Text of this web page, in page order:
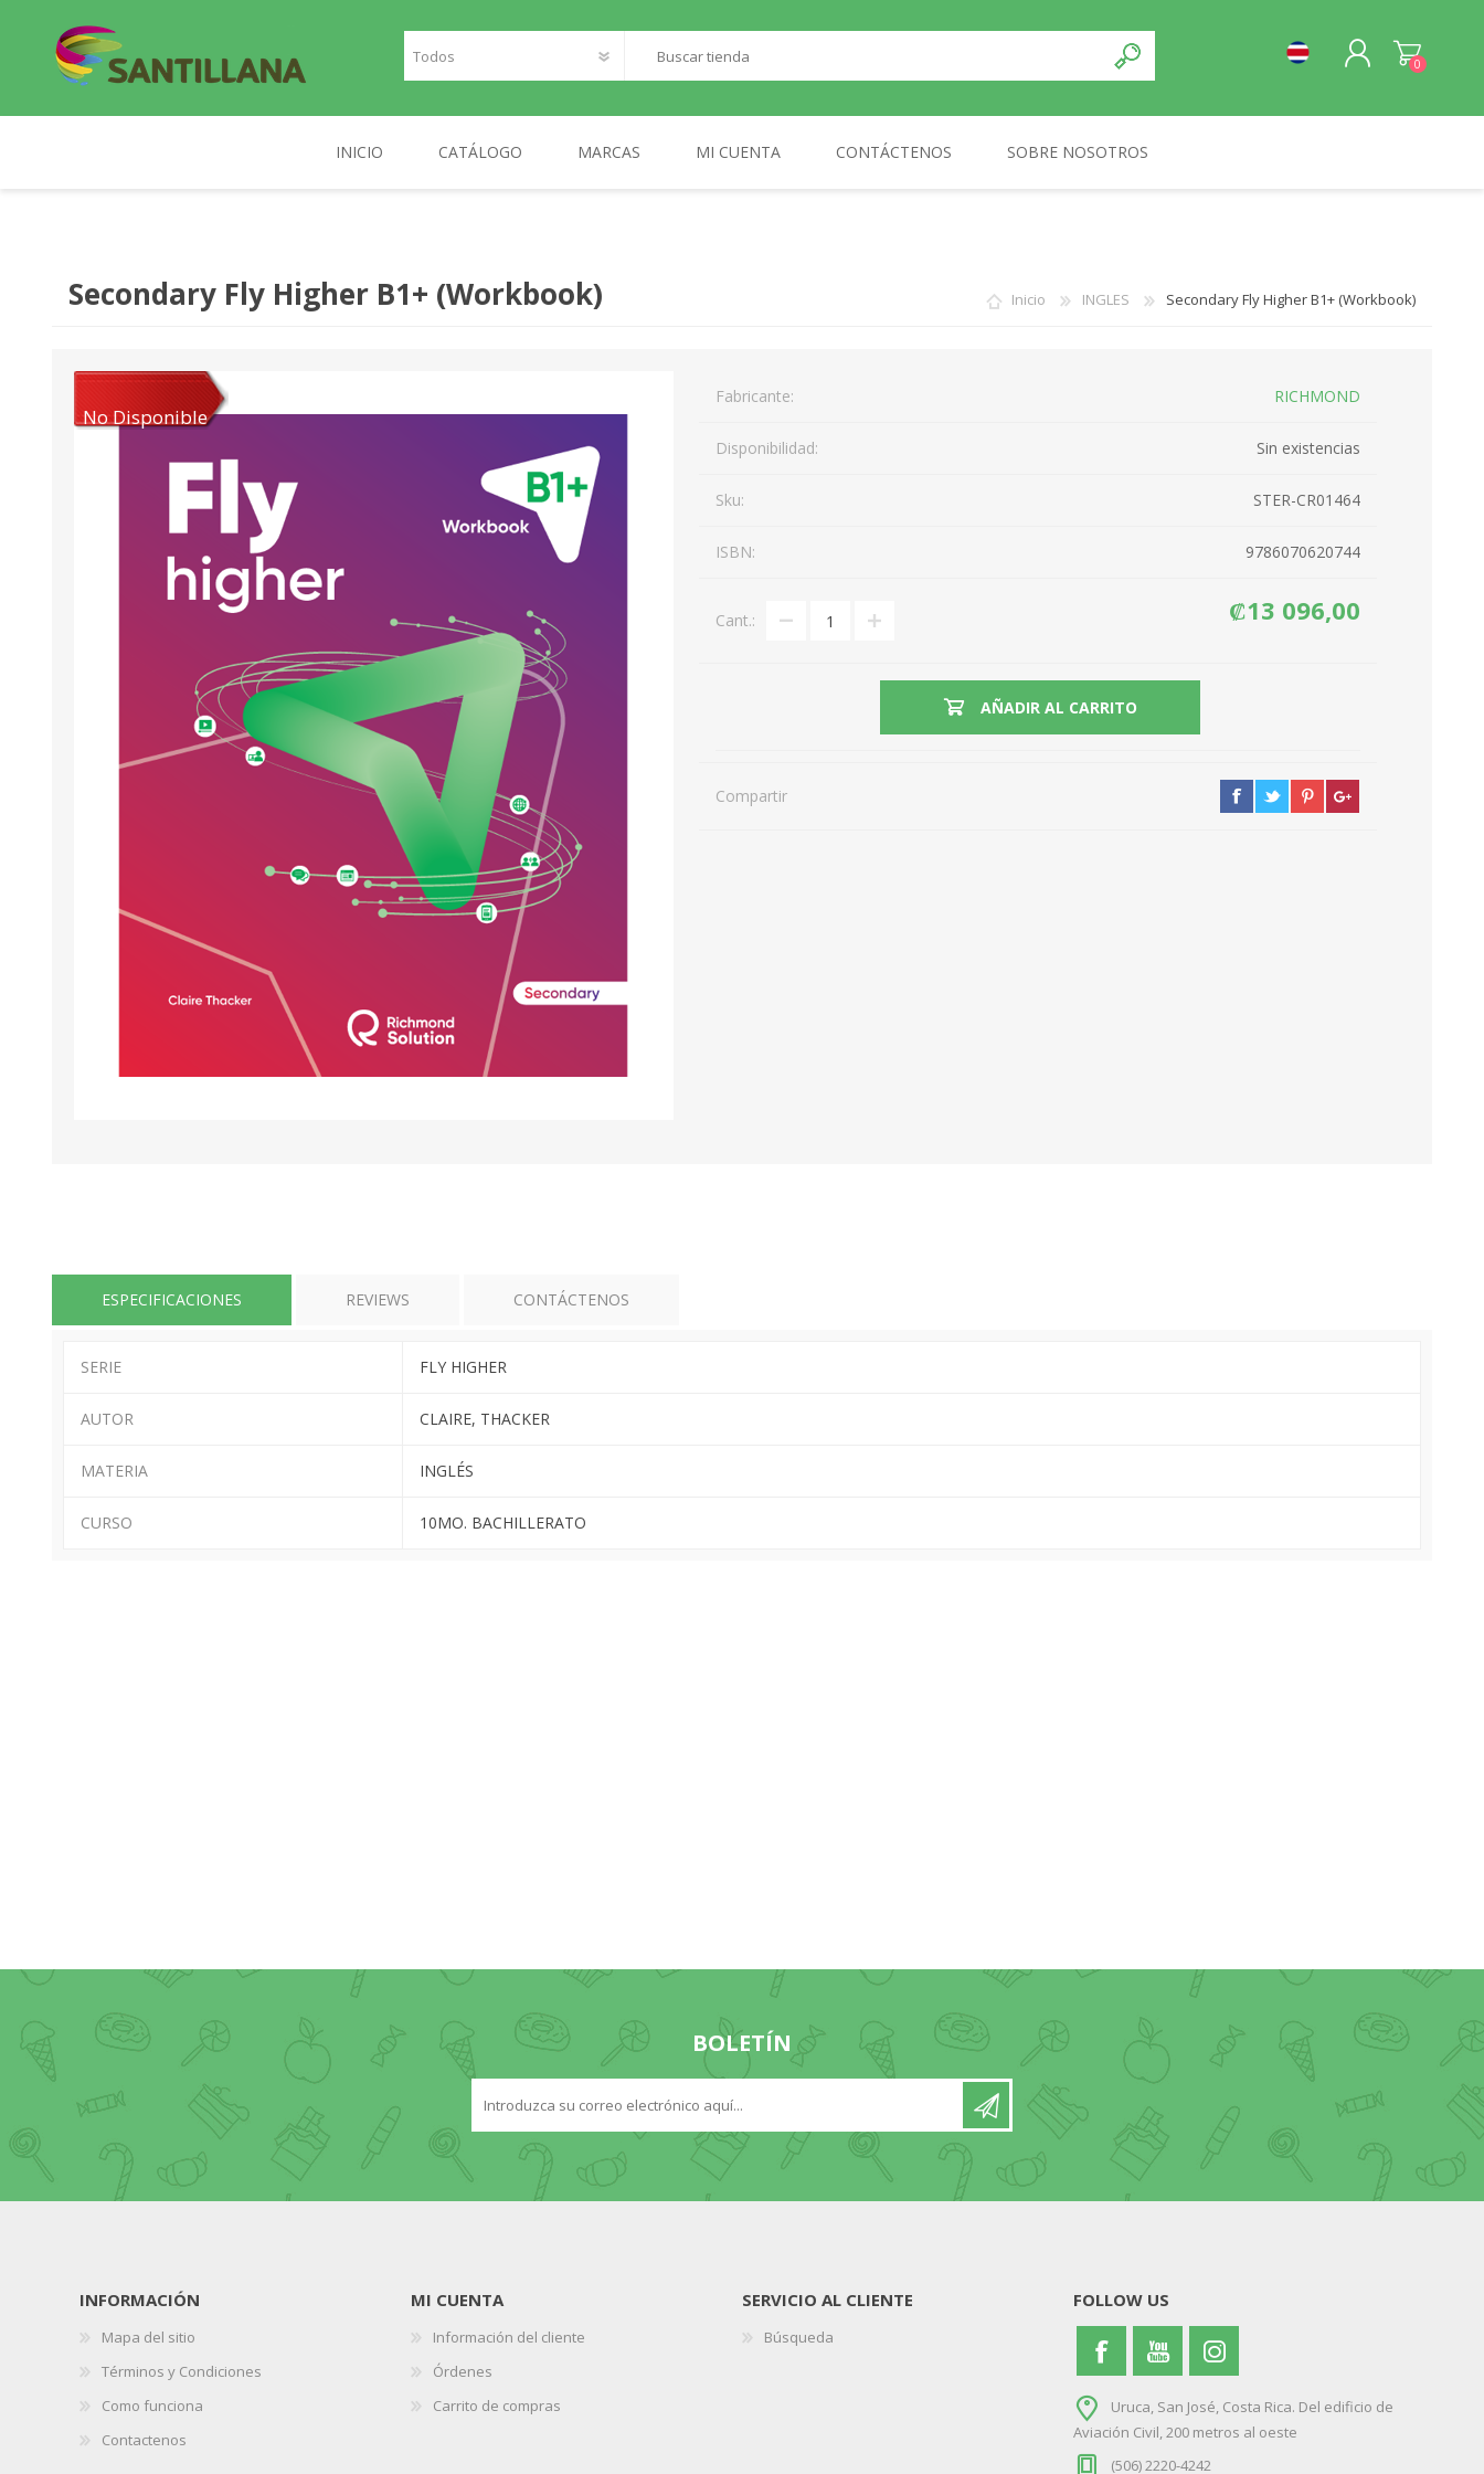
0
INICIO CATÁLOGO MARCAS MI CUENTA CONTÁCTENOS SOBRE NOSOTROS
Inicio INGLES Secondary Fly Higher B1+ (Workbook)
Secondary Fly Higher B1+ (Workbook)
No Disponible
Fabricante: RICHMOND
Disponibilidad: Sin existencias
Sku: STER-CR01464
ISBN: 9786070620744
₡13 096,00
Cant.:
AÑADIR AL CARRITO
Compartir
ESPECIFICACIONES REVIEWS CONTÁCTENOS
SERIE FLY HIGHER
AUTOR CLAIRE, THACKER
MATERIA INGLÉS
CURSO 10MO. BACHILLERATO
BOLETÍN
INFORMACIÓN
Mapa del sitio
Términos y Condiciones
Como funciona
Contactenos
MI CUENTA
Información del cliente
Órdenes
Carrito de compras
SERVICIO AL CLIENTE
Búsqueda
FOLLOW US
Uruca, San José, Costa Rica. Del edificio de
Aviación Civil, 200 metros al oeste
(506) 2220-4242